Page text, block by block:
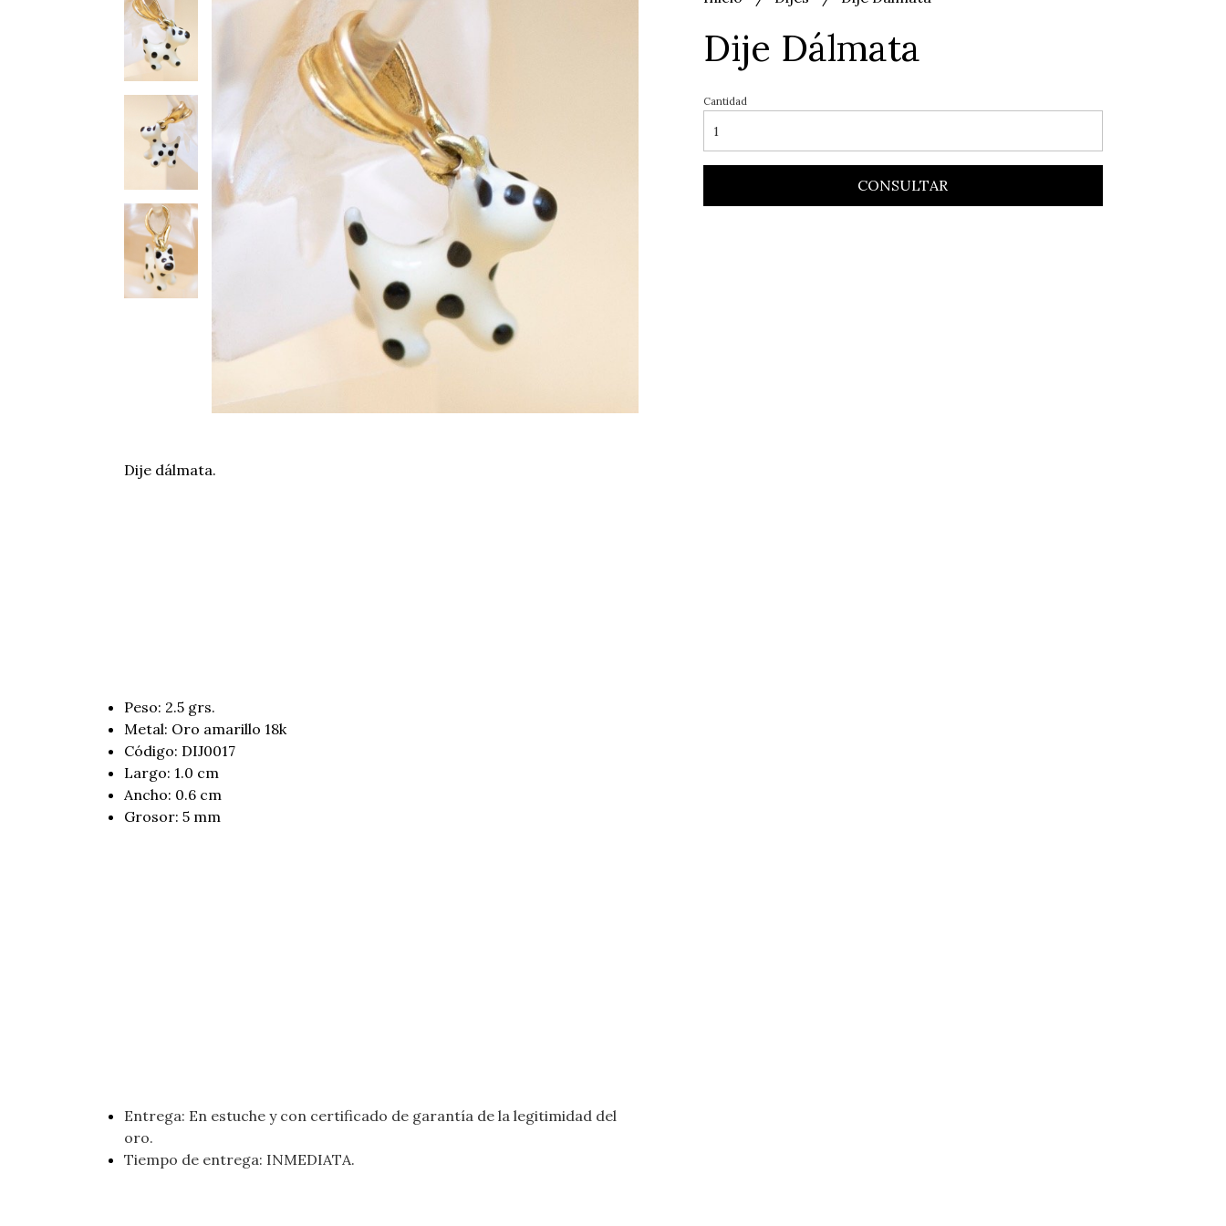
Dije dálmata.
Peso: 2.5 grs.
Metal: Oro amarillo 18k
Código: DIJ0017
Largo: 1.0 cm
Ancho: 0.6 cm
Grosor: 5 mm
Entrega: En estuche y con certificado de garantía de la legitimidad del
oro.
Tiempo de entrega: INMEDIATA.
Dije Dálmata
Cantidad
CONSULTAR